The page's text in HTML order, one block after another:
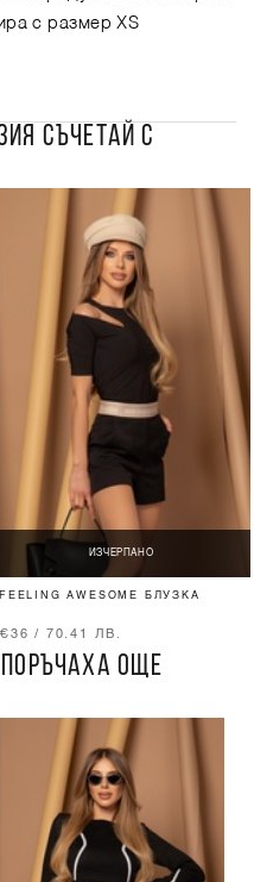
с размер XS
СЪЧЕТАЙ С
ИЗЧЕРПАНО
FEELING AWESOME БЛУЗКА
€36 / 70.41 ЛВ.
ОЩЕ